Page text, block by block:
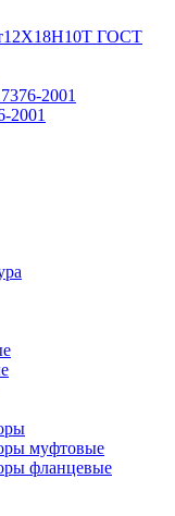
ГОСТ
2001
2001
муфтовые
фланцевые